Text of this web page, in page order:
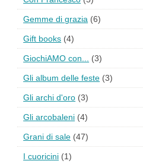
Gemme di grazia (6)
Gift books (4)
GiochiAMO con... (3)
Gli album delle feste (3)
Gli archi d'oro (3)
Gli arcobaleni (4)
Grani di sale (47)
I cuoricini (1)